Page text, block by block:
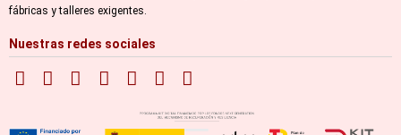
fábricas y talleres exigentes.
Nuestras redes sociales